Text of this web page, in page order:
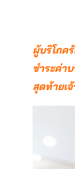
ผู้บริโภค
ชำระค่า
สุดท้ายเ